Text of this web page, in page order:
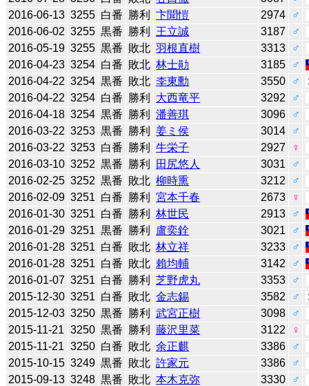
2016-06-13 3255 白番 勝利 卞聞愷 2974
♂
2016-06-02 3255 黒番 勝利 王立誠 3187
♂
2016-05-19 3255 黒番 敗北 羽根直樹 3313
♂
2016-04-23 3254 白番 敗北 林士勛 3185
♂
2016-04-22 3254 黒番 敗北 李東勳 3550
♂
2016-04-22 3254 白番 勝利 大西竜平 3292
♂
2016-04-18 3254 黒番 勝利 潘善琪 3096
♂
2016-03-22 3253 黒番 勝利 姜ミ侯 3014
♂
2016-03-22 3253 白番 勝利 牛栄子 2927
♀
2016-03-10 3252 黒番 勝利 田尻悠人 3031
♂
2016-02-25 3252 黒番 敗北 柳時熏 3212
♂
2016-02-09 3251 白番 勝利 宮本千春 2673
♀
2016-01-30 3251 白番 勝利 林世民 2913
♂
2016-01-29 3251 黒番 勝利 盧奕銓 3021
♂
2016-01-28 3251 白番 敗北 林立祥 3233
♂
2016-01-28 3251 白番 敗北 賴均輔 3142
♂
2016-01-07 3251 白番 勝利 芝野虎丸 3353
♂
2015-12-30 3251 白番 敗北 金志錫 3582
♂
2015-12-03 3250 黒番 勝利 武宮正樹 3098
♂
2015-11-21 3250 黒番 勝利 藤沢里菜 3122
♀
2015-11-21 3250 白番 敗北 余正麒 3386
♂
2015-10-15 3249 黒番 敗北 許家元 3386
♂
2015-09-13 3248 黒番 敗北 本木克弥 3330
♂